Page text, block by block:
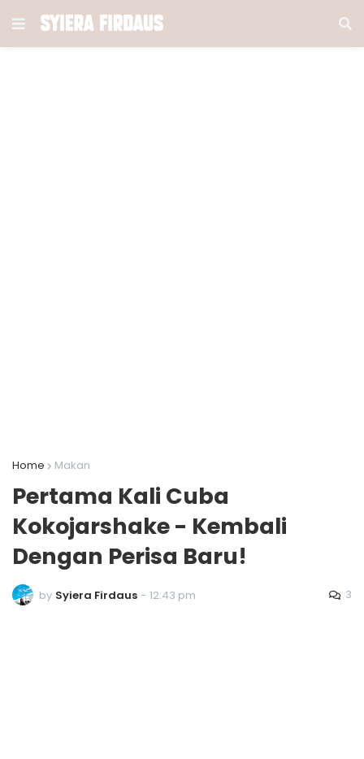
Home Makan
Pertama Kali Cuba
Kokojarshake - Kembali
Dengan Perisa Baru!
by Syiera Firdaus - 12:43 pm 3